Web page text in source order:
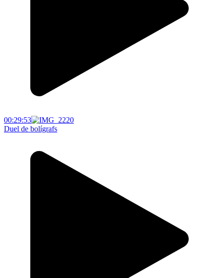
00:29:53
Duel de bolígrafs